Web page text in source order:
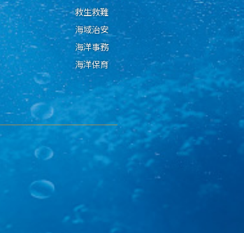
救生救難
海域治安
海洋事務
海洋保育